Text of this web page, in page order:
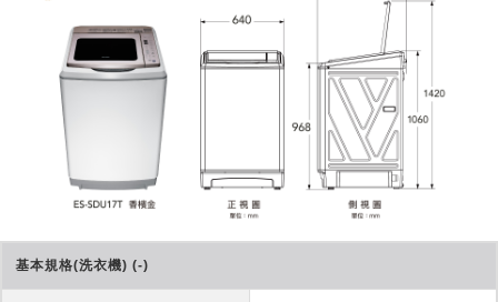
基本規格(洗衣機) (-)